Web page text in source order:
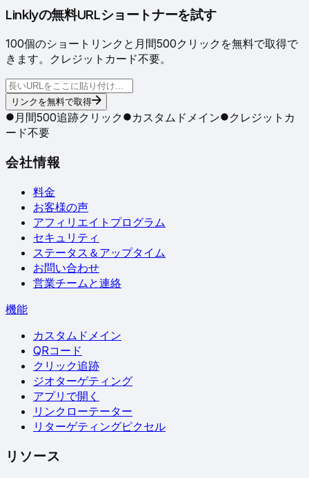
Linklyの無料URLショートナーを試す
100個のショートリンクと月間500クリックを無料で取得で
きます。クレジットカード不要。
リンクを無料で取得
月間500追跡クリック カスタムドメイン
クレジットカ
ード不要
会社情報
料金
お客様の声
アフィリエイトプログラム
セキュリティ
ステータス＆アップタイム
お問い合わせ
営業チームと連絡
機能
カスタムドメイン
QRコード
クリック追跡
ジオターゲティング
アプリで開く
リンクローテーター
リターゲティングピクセル
リソース